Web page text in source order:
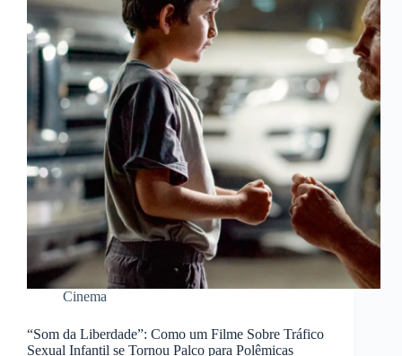
Cinema
“Som da Liberdade”: Como um Filme Sobre Tráfico
Sexual Infantil se Tornou Palco para Polêmicas